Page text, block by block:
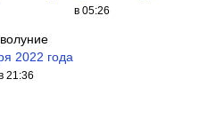
в 05:26
2022 года
21:36